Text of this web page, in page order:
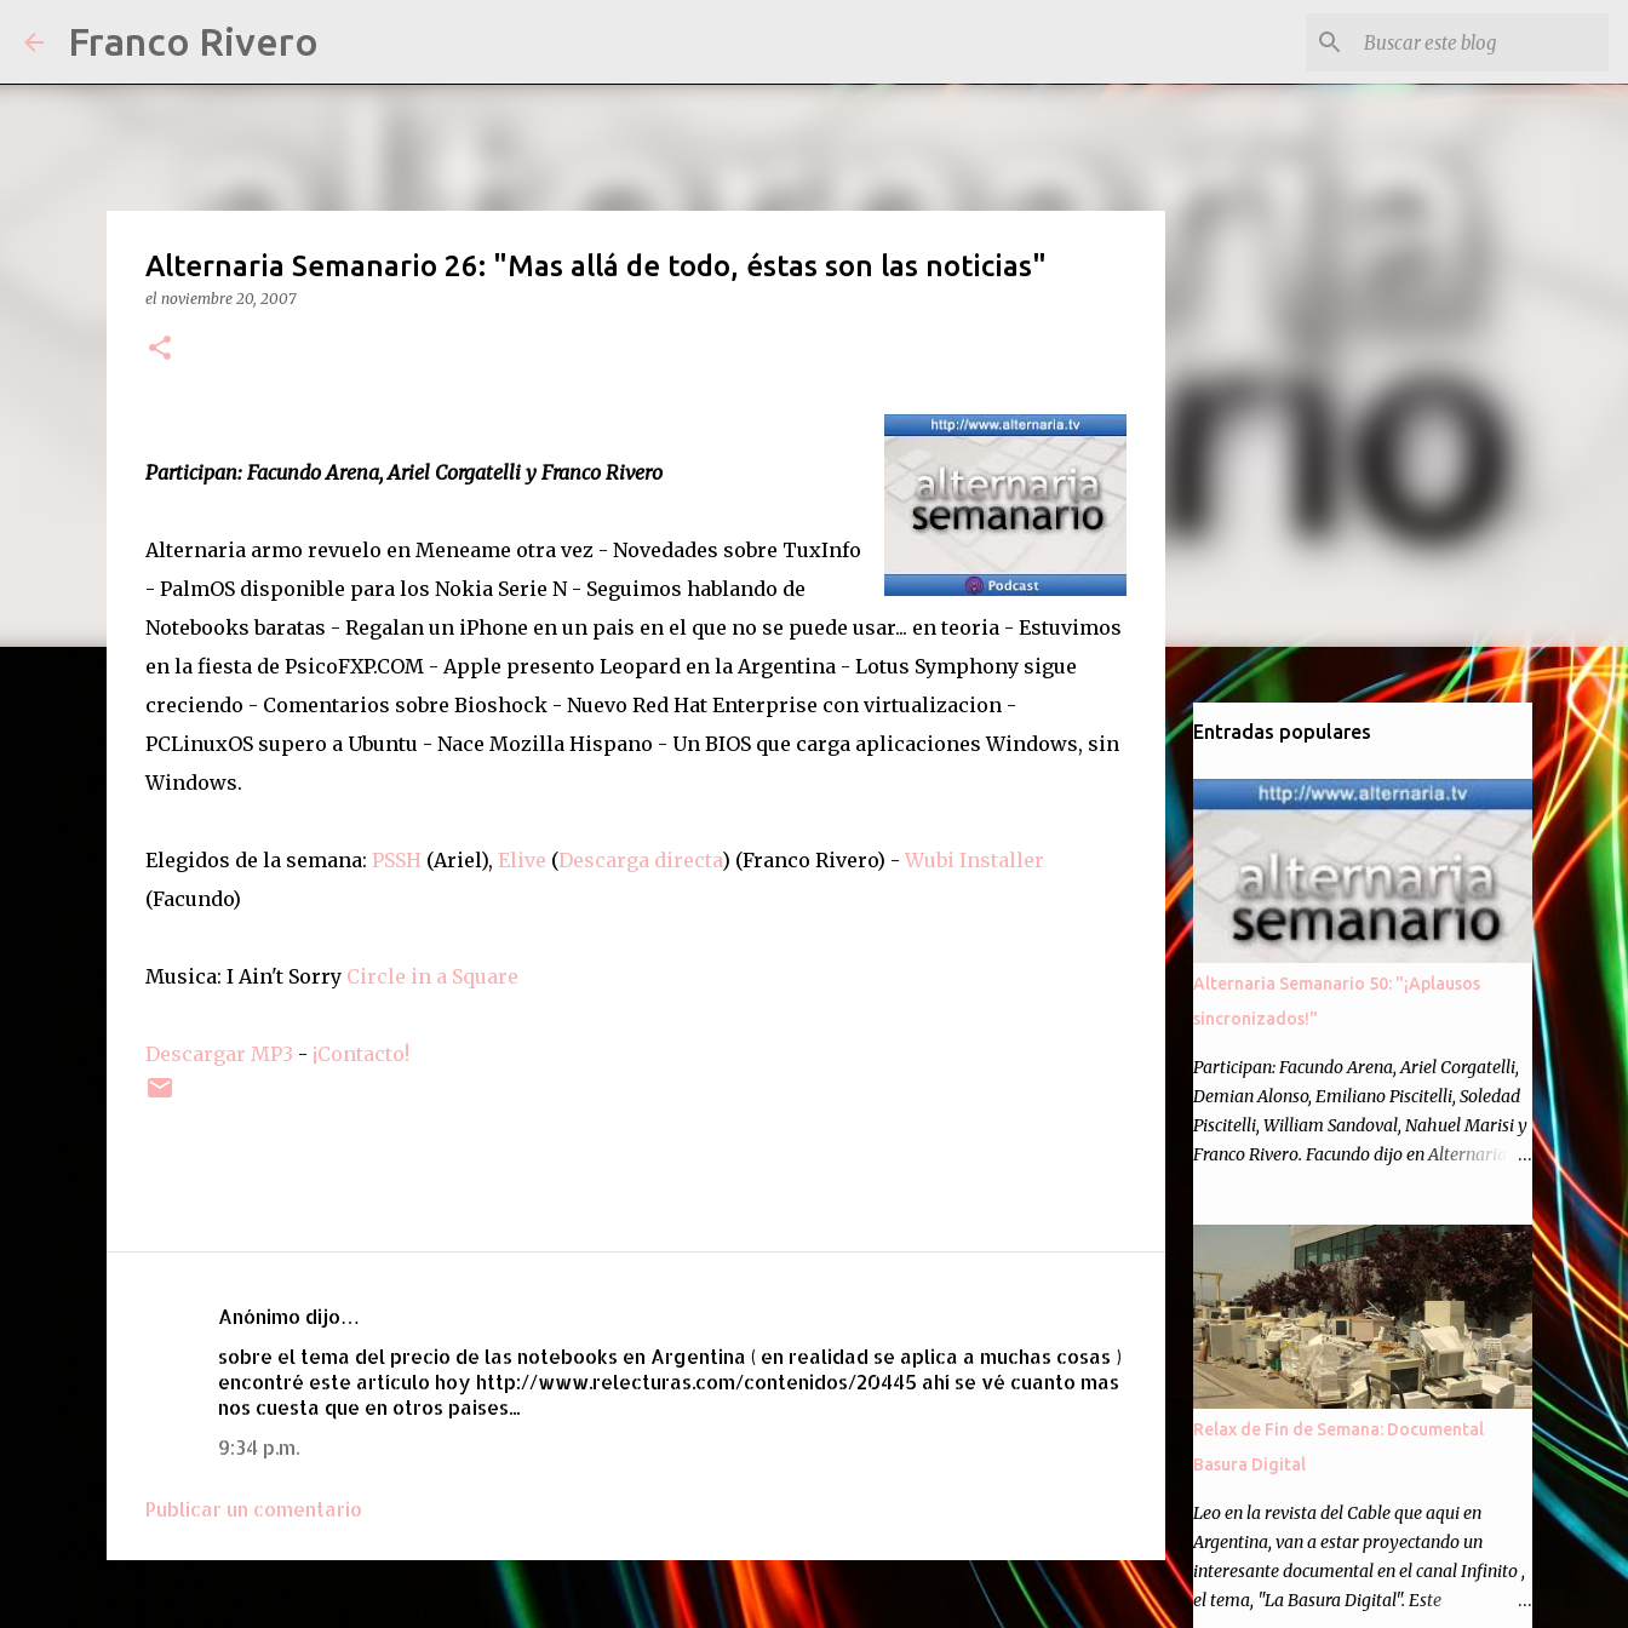
Franco Rivero
Alternaria Semanario 26: "Mas allá de todo, éstas son las noticias"
el noviembre 20, 2007
Participan: Facundo Arena, Ariel Corgatelli y Franco Rivero
Alternaria armo revuelo en Meneame otra vez - Novedades sobre TuxInfo
- PalmOS disponible para los Nokia Serie N - Seguimos hablando de
Notebooks baratas - Regalan un iPhone en un pais en el que no se puede usar... en teoria - Estuvimos
en la fiesta de PsicoFXP.COM - Apple presento Leopard en la Argentina - Lotus Symphony sigue
creciendo - Comentarios sobre Bioshock - Nuevo Red Hat Enterprise con virtualizacion -
PCLinuxOS supero a Ubuntu - Nace Mozilla Hispano - Un BIOS que carga aplicaciones Windows, sin
Windows.
Elegidos de la semana: PSSH (Ariel), Elive (Descarga directa) (Franco Rivero) - Wubi Installer
(Facundo)
Musica: I Ain't Sorry Circle in a Square
Descargar MP3 - ¡Contacto!
t
r
Anónimo dijo…
sobre el tema del precio de las notebooks en Argentina ( en realidad se aplica a muchas cosas )
encontré este artículo hoy http://www.relecturas.com/contenidos/20445 ahí se vé cuanto mas
nos cuesta que en otros paises...
9:34 p.m.
Publicar un comentario
Entradas populares
Alternaria Semanario 50: "¡Aplausos
sincronizados!"
Participan: Facundo Arena, Ariel Corgatelli,
Demian Alonso, Emiliano Piscitelli, Soledad
Piscitelli, William Sandoval, Nahuel Marisi y
Franco Rivero. Facundo dijo en Alternaria :
Cincuenta ocasiones para ponernos en
contacto con ustedes y contarles las noticias
de tecnología más importantes, desde
nuestra propia óptica: un punto de vista
independiente e informal.Para festejarlo, se
nos ocurrió que estemos todos juntos; y
cuando digo "todos" me refiero a toda la
semanario como panelista, y a ustedes. Por
eso se nos ocurrió la idea de emitir video en
vivo. La tarea no fué facil, hubo que
coordinar horarios, preparar el estudio,
configurar muchos programejos y hacer
Relax de Fin de Semana: Documental
Basura Digital
Leo en la revista del Cable que aqui en
Argentina, van a estar proyectando un
interesante documental en el canal Infinito ,
el tema, "La Basura Digital". Este